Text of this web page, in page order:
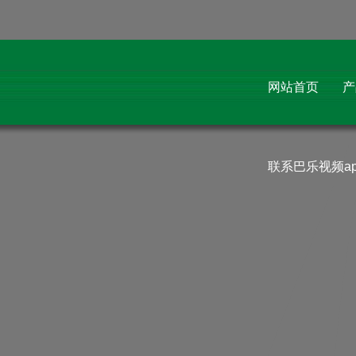
Website not found
网站首页
联系巴乐视频